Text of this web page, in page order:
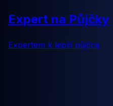
Expert na Půjčky
Expertem k lepší půjčce